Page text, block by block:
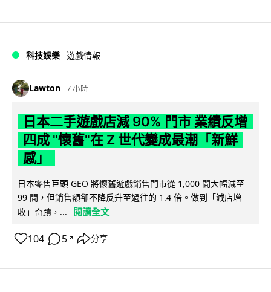
科技娛樂 遊戲情報
Lawton 7 小時
日本二手遊戲店減 90% 門市 業績反增
四成 "懷舊"在 Z 世代變成最潮「新鮮
感」
日本零售巨頭 GEO 將懷舊遊戲銷售門市從 1,000 間大幅減至
99 間，但銷售額卻不降反升至過往的 1.4 倍。做到「減店增
收」奇蹟，...
閱讀全文
104 5 ↗ 分享